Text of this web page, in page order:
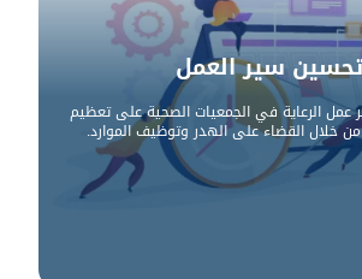
تحسين سير العمل
الرعاية في الجمعيات الصحية على تعظيم
من خلال القضاء على الهدر وتوظيف الموارد.